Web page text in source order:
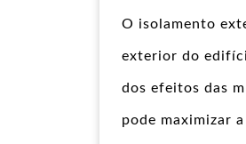
O isolamento
exterior do
dos efeitos das
pode maximizar